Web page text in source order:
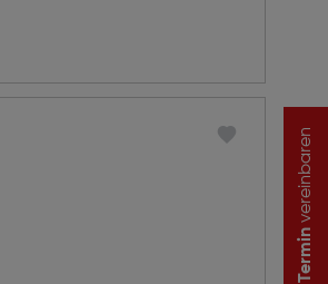
Termin
vereinbaren